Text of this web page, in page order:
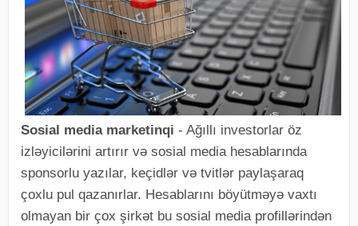
Sosial media marketinqi - Ağıllı investorlar öz
izləyicilərini artırır və sosial media hesablarında
sponsorlu yazılar, keçidlər və tvitlər paylaşaraq
çoxlu pul qazanırlar. Hesablarını böyütməyə vaxtı
olmayan bir çox şirkət bu sosial media profillərindən